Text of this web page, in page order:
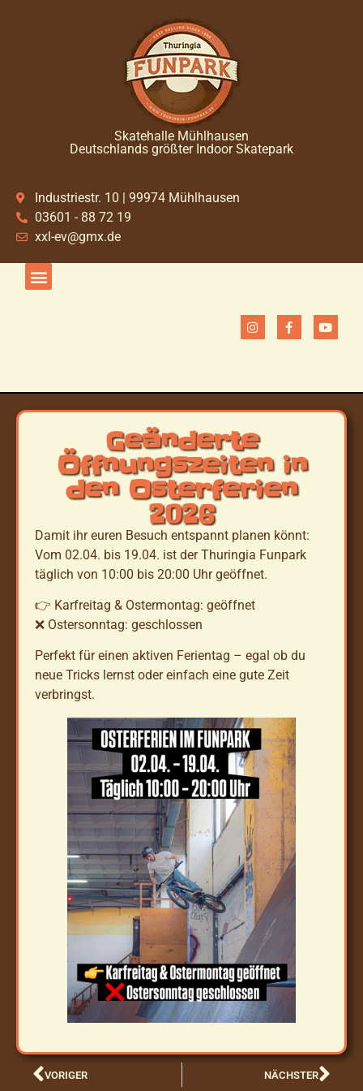
Skatehalle Mühlhausen
Deutschlands größter Indoor Skatepark
Industriestr. 10 | 99974 Mühlhausen
03601 - 88 72 19
xxl-ev@gmx.de
Geänderte
Öffnungszeiten in
den Osterferien
2026
Damit ihr euren Besuch entspannt planen könnt:
Vom 02.04. bis 19.04. ist der Thuringia Funpark
täglich von 10:00 bis 20:00 Uhr geöffnet.
👉 Karfreitag & Ostermontag: geöffnet
❌ Ostersonntag: geschlossen
Perfekt für einen aktiven Ferientag – egal ob du
neue Tricks lernst oder einfach eine gute Zeit
verbringst.
VORIGER NÄCHSTER